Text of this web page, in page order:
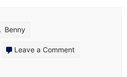
Benny
Leave a Commenton